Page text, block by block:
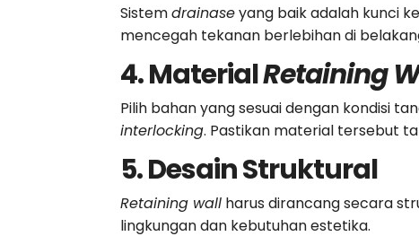
Sistemdrainaseyang baik adalah kunci
mencegah tekanan berlebihan di
4. MaterialRetaining
Pilih bahan yang sesuai dengan kondisi
interlocking. Pastikan material tersebut
5. Desain Struktural
Retaining wall harus dirancang secara
lingkungan dan kebutuhan estetika.